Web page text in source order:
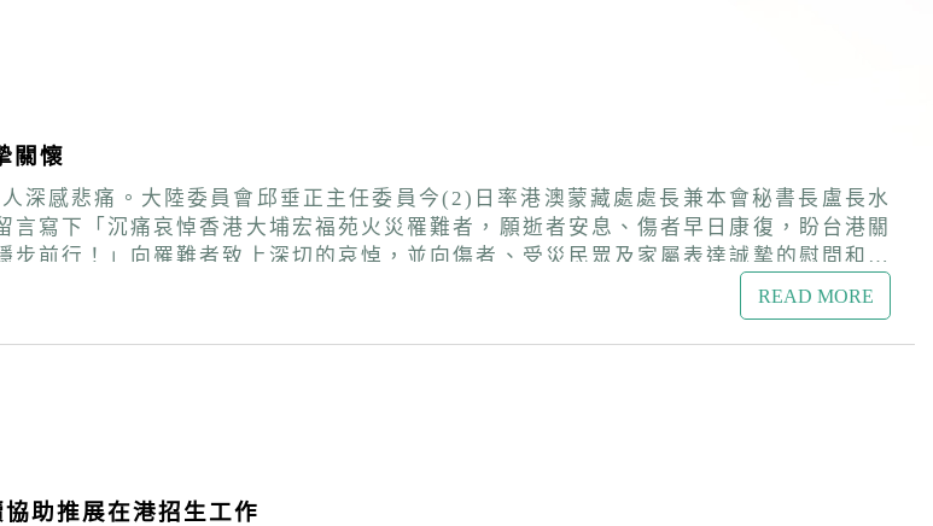
關懷
深感悲痛。大陸委員會邱垂正主任委員今(2)日率港澳蒙藏處處長兼本會秘書長盧長水
寫下「沉痛哀悼香港大埔宏福苑火災罹難者，願逝者安息、傷者早日康復，盼台港關
前行！」向罹難者致上深切的哀悼，並向傷者、受災民眾及家屬表達誠摯的慰問和關
點，希望能在台灣匯聚彼此的力量，讓台港兩地的關懷能跨越距離、彼此相伴。 在這
、失聯者平安，也願所有受影響的家庭度過難關。讓我們在台灣與香港之間，用關懷
READ MORE
助推展在港招生工作